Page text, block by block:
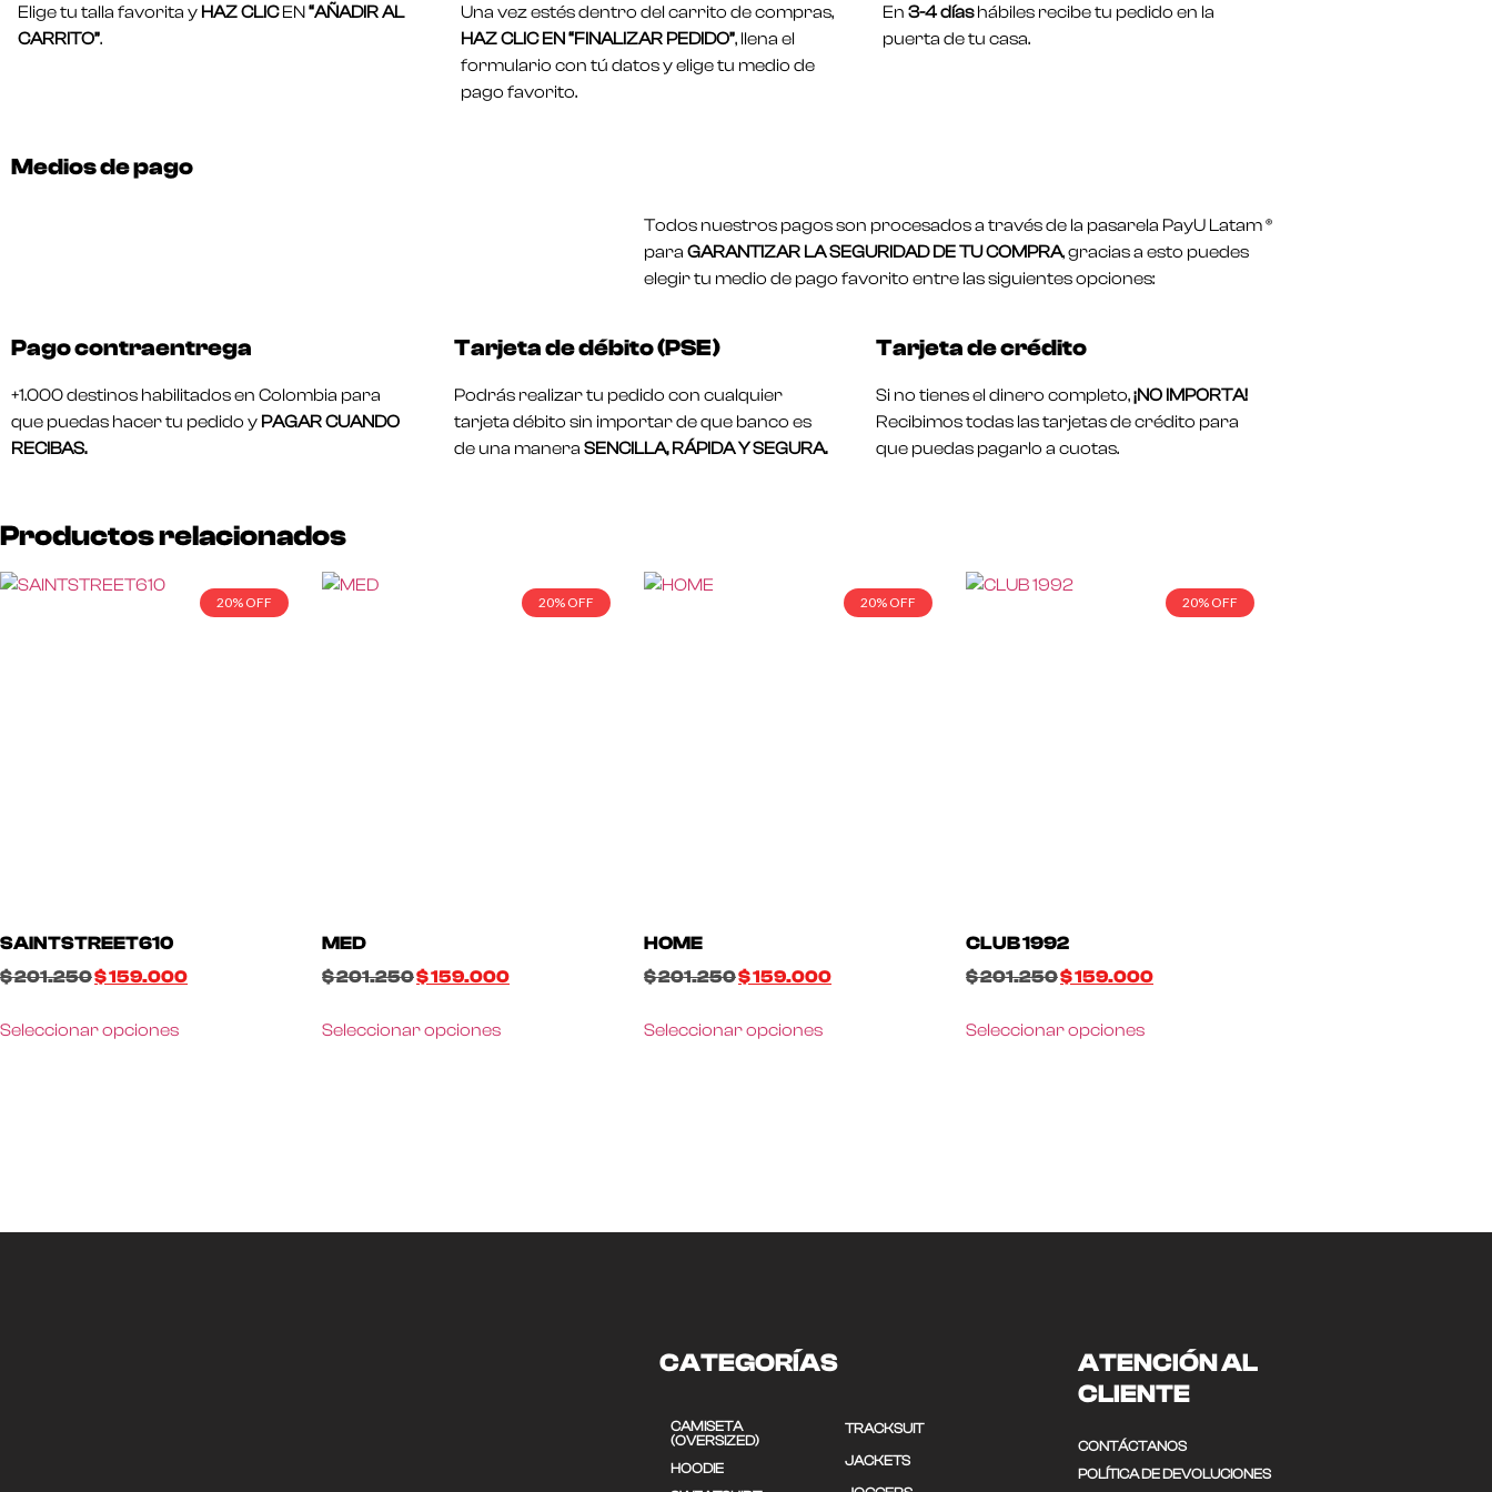
Elige tu talla favorita y HAZ CLICEN“AÑADIR AL
CARRITO”.
Una vez estés dentro del carrito de compras,
HAZ CLIC EN “FINALIZAR PEDIDO”, llena el
formulario con tú datos y elige tu medio de
pago favorito.
En 3-4 díashábiles recibe tu pedido en la
puerta de tu casa.
Medios de pago
Todos nuestros pagos son procesados a través de la pasarela PayU Latam ®
para GARANTIZAR LA SEGURIDAD DE TU COMPRA, gracias a esto puedes
elegir tu medio de pago favorito entre las siguientes opciones:
Pago contraentrega
+1.000 destinos habilitados en Colombia para
que puedas hacer tu pedido y PAGAR CUANDO
RECIBAS.
Tarjeta de débito (PSE)
Podrás realizar tu pedido con cualquier
tarjeta débito sin importar de que banco es
de una manera SENCILLA, RÁPIDA Y SEGURA.
Tarjeta de crédito
Si no tienes el dinero completo,¡NO IMPORTA!
Recibimos todas las tarjetas de crédito para
que puedas pagarlo a cuotas.
Productos relacionados
20% OFF
SAINTSTREET610
$201.250$159.000
Seleccionar opciones
20% OFF
MED
$201.250$159.000
Seleccionar opciones
20% OFF
HOME
$201.250$159.000
Seleccionar opciones
20% OFF
CLUB 1992
$201.250$159.000
Seleccionar opciones
CATEGORÍAS
CAMISETA
(OVERSIZED)
HOODIE
TRACKSUIT
JACKETS
ATENCIÓN AL
CLIENTE
CONTÁCTANOS
POLÍTICA DE DEVOLUCIONES